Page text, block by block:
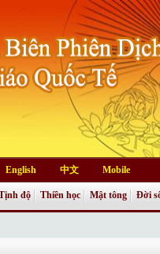
English 中文 Mobile
độ Thiền học Mật tông Đời